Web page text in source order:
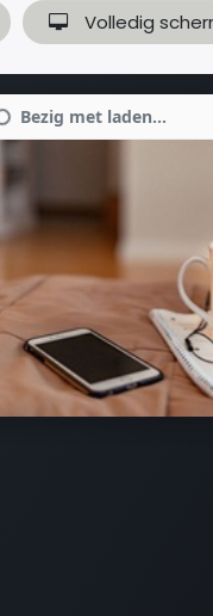
Volledig